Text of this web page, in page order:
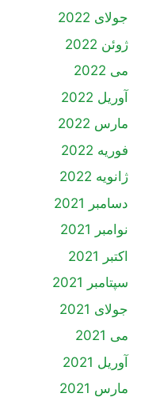
جولای 2022
ژوئن 2022
می 2022
آوریل 2022
مارس 2022
فوریه 2022
ژانویه 2022
دسامبر 2021
نوامبر 2021
اکتبر 2021
سپتامبر 2021
جولای 2021
می 2021
آوریل 2021
مارس 2021